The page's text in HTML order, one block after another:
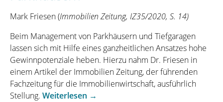
Mark Friesen (Immobilien Zeitung, IZ35/2020, S. 14)
Beim Management von Parkhäusern und Tiefgaragen
lassen sich mit Hilfe eines ganzheitlichen Ansatzes hohe
Gewinnpotenziale heben. Hierzu nahm Dr. Friesen in
einem Artikel der Immobilien Zeitung, der führenden
Fachzeitung für die Immobilienwirtschaft, ausführlich
Stellung. Weiterlesen „Immobilien
→